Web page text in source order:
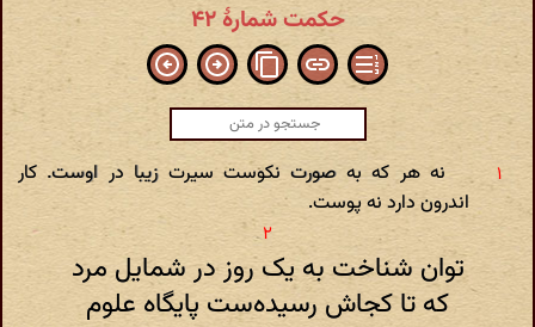
حکمت شمارهٔ ۴۲
نه هر که به صورت نکوست سیرت زیبا در اوست. کار
اندرون دارد نه پوست.
توان شناخت به یک روز در شمایل مرد
که تا کجاش رسیده‌ست پایگاه علوم